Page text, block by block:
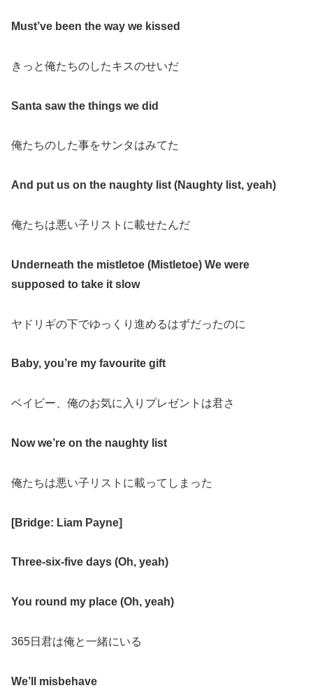
Must’ve been the way we kissed
きっと俺たちのしたキスのせいだ
Santa saw the things we did
俺たちのした事をサンタはみてた
And put us on the naughty list (Naughty list, yeah)
俺たちは悪い子リストに載せたんだ
Undernеath the mistletoe (Mistlеtoe) We were
supposed to take it slow
ヤドリギの下でゆっくり進めるはずだったのに
Baby, you’re my favourite gift
ベイビー、俺のお気に入りプレゼントは君さ
Now we’re on the naughty list
俺たちは悪い子リストに載ってしまった
[Bridge: Liam Payne]
Three-six-five days (Oh, yeah)
You round my place (Oh, yeah)
365日君は俺と一緒にいる
We’ll misbehave